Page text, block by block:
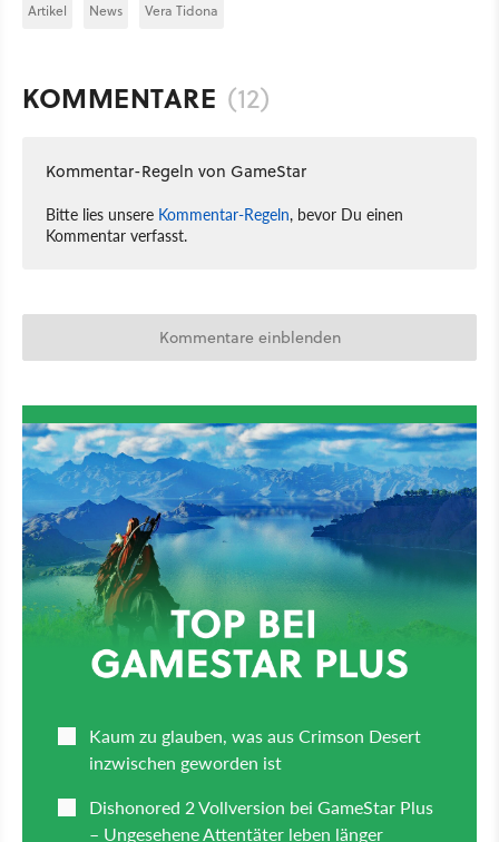
Artikel News Vera Tidona
KOMMENTARE (12)
Kommentar-Regeln von GameStar
Bitte lies unsere Kommentar-Regeln, bevor Du einen
Kommentar verfasst.
Kommentare einblenden